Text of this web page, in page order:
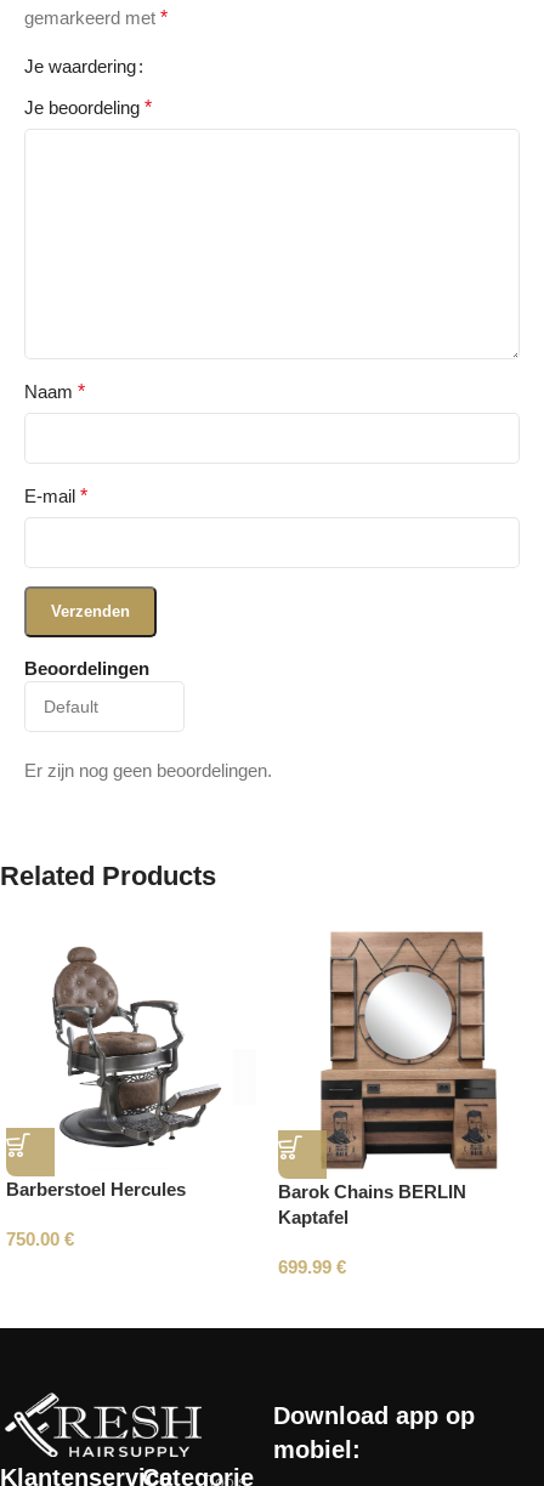
Beoordelingen
Er zijn nog geen beoordelingen.
gemarkeerd met *
Je waardering
Je beoordeling *
Naam *
E-mail *
Related Products
Barberstoel Hercules
750.00 €
Barok Chains BERLIN
Kaptafel
699.99 €
KlantenserviceCategorie
Tools
Download app op
mobiel: